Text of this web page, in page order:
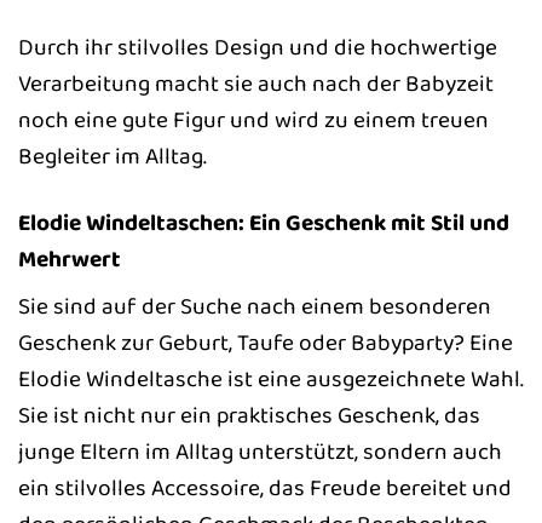
Durch ihr stilvolles Design und die hochwertige
Verarbeitung macht sie auch nach der Babyzeit
noch eine gute Figur und wird zu einem treuen
Begleiter im Alltag.
Elodie Windeltaschen: Ein Geschenk mit Stil und
Mehrwert
Sie sind auf der Suche nach einem besonderen
Geschenk zur Geburt, Taufe oder Babyparty? Eine
Elodie Windeltasche ist eine ausgezeichnete Wahl.
Sie ist nicht nur ein praktisches Geschenk, das
junge Eltern im Alltag unterstützt, sondern auch
ein stilvolles Accessoire, das Freude bereitet und